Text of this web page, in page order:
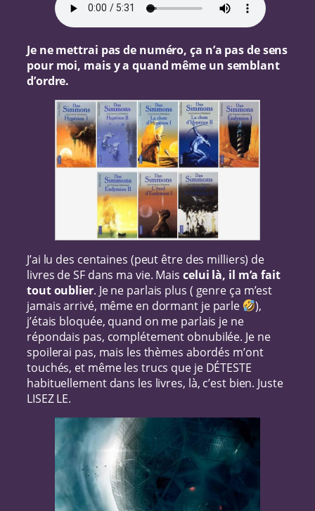
Je ne mettrai pas de numéro, ça n’a pas de sens
pour moi, mais y a quand même un semblant
d’ordre.
J’ai lu des centaines (peut être des milliers) de
livres de SF dans ma vie. Mais celui là, il m’a fait
tout oublier. Je ne parlais plus ( genre ça m’est
jamais arrivé, même en dormant je parle
),
j’étais bloquée, quand on me parlais je ne
répondais pas, complétement obnubilée. Je ne
spoilerai pas, mais les thèmes abordés m’ont
touchés, et même les trucs que je DÉTESTE
habituellement dans les livres, là, c’est bien. Juste
LISEZ LE.